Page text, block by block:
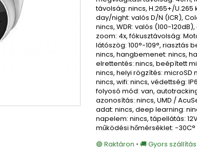
távolság: nincs, H.265+/
day/night: valós D/N (ICR),
nincs, WDR: valós (100-
zoom: 4x, fókusztávolság:
látószög: 100°-109°, riasztás
nincs, hangbemenet: nincs,
elrettentés: nincs, beépített
nincs, helyi rögzítés: microSD
nincs, wifi: nincs, védettség:
folyosó mód: van,
azonosítás: nincs, UMD /
adat: nincs, deep learning:
napelem: nincs, tápellátás:
működési hőmérséklet: -30C°
🟢 Raktáron • 🚚 Gyors szállítás